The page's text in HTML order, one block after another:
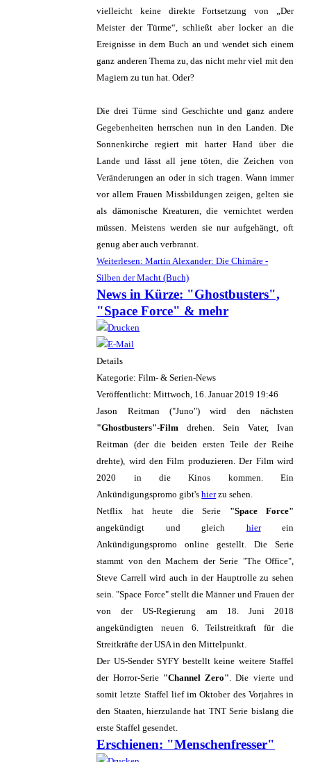
vielleicht keine direkte Fortsetzung von „Der
Meister der Türme“, schließt aber locker an die
Ereignisse in dem Buch an und wendet sich einem
ganz anderen Thema zu, das nicht mehr viel mit den
Magiern zu tun hat. Oder?
Die drei Türme sind Geschichte und ganz andere
Gegebenheiten herrschen nun in den Landen. Die
Sonnenkirche regiert mit harter Hand über die
Lande und lässt all jene töten, die Zeichen von
Veränderungen an oder in sich tragen. Wann immer
vor allem Frauen Missbildungen zeigen, gelten sie
als dämonische Kreaturen, die vernichtet werden
müssen. Meistens werden sie nur aufgehängt, oft
genug aber auch verbrannt.
Weiterlesen: Martin Alexander: Die Chimäre -
Silben der Macht (Buch)
News in Kürze: "Ghostbusters",
"Space Force" & mehr
Details
Kategorie: Film- & Serien-News
Veröffentlicht: Mittwoch, 16. Januar 2019 19:46
Jason Reitman ("Juno") wird den nächsten
"Ghostbusters"-Film drehen. Sein Vater, Ivan
Reitman (der die beiden ersten Teile der Reihe
drehte), wird den Film produzieren. Der Film wird
2020 in die Kinos kommen. Ein
Ankündigungspromo gibt'shierzu sehen.
Netflix hat heute die Serie
"Space Force"
angekündigt und gleich hierein
Ankündigungspromo online gestellt. Die Serie
stammt von den Machern der Serie "The Office",
Steve Carrell wird auch in der Hauptrolle zu sehen
sein. "Space Force" stellt die Männer und Frauen der
von der US-Regierung am 18. Juni 2018
angekündigten neuen 6. Teilstreitkraft für die
Streitkräfte der USA in den Mittelpunkt.
Der US-Sender SYFY bestellt keine weitere Staffel
der Horror-Serie "Channel Zero" . Die vierte und
somit letzte Staffel lief im Oktober des Vorjahres in
den Staaten, hierzulande hat TNT Serie bislang die
erste Staffel gesendet.
Erschienen: "Menschenfresser"